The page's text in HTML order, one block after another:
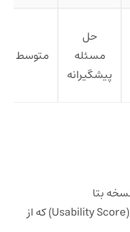
حل
مسئله
پیشگیرانه
متوسط
امتیاز بالای ۸۰ در قابلیت استفاده (Usability Score) که از